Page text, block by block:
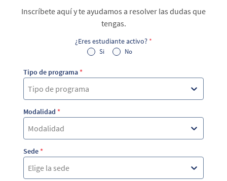
Inscríbete aquí y te ayudamos a resolver las dudas que
tengas.
¿Eres estudiante activo? *
Si No
Tipo de programa*
Tipo de programa
Modalidad *
Modalidad
Sede*
Elige la sede